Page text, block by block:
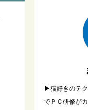
▶︎猫好きのテ
でＰＣ研修が